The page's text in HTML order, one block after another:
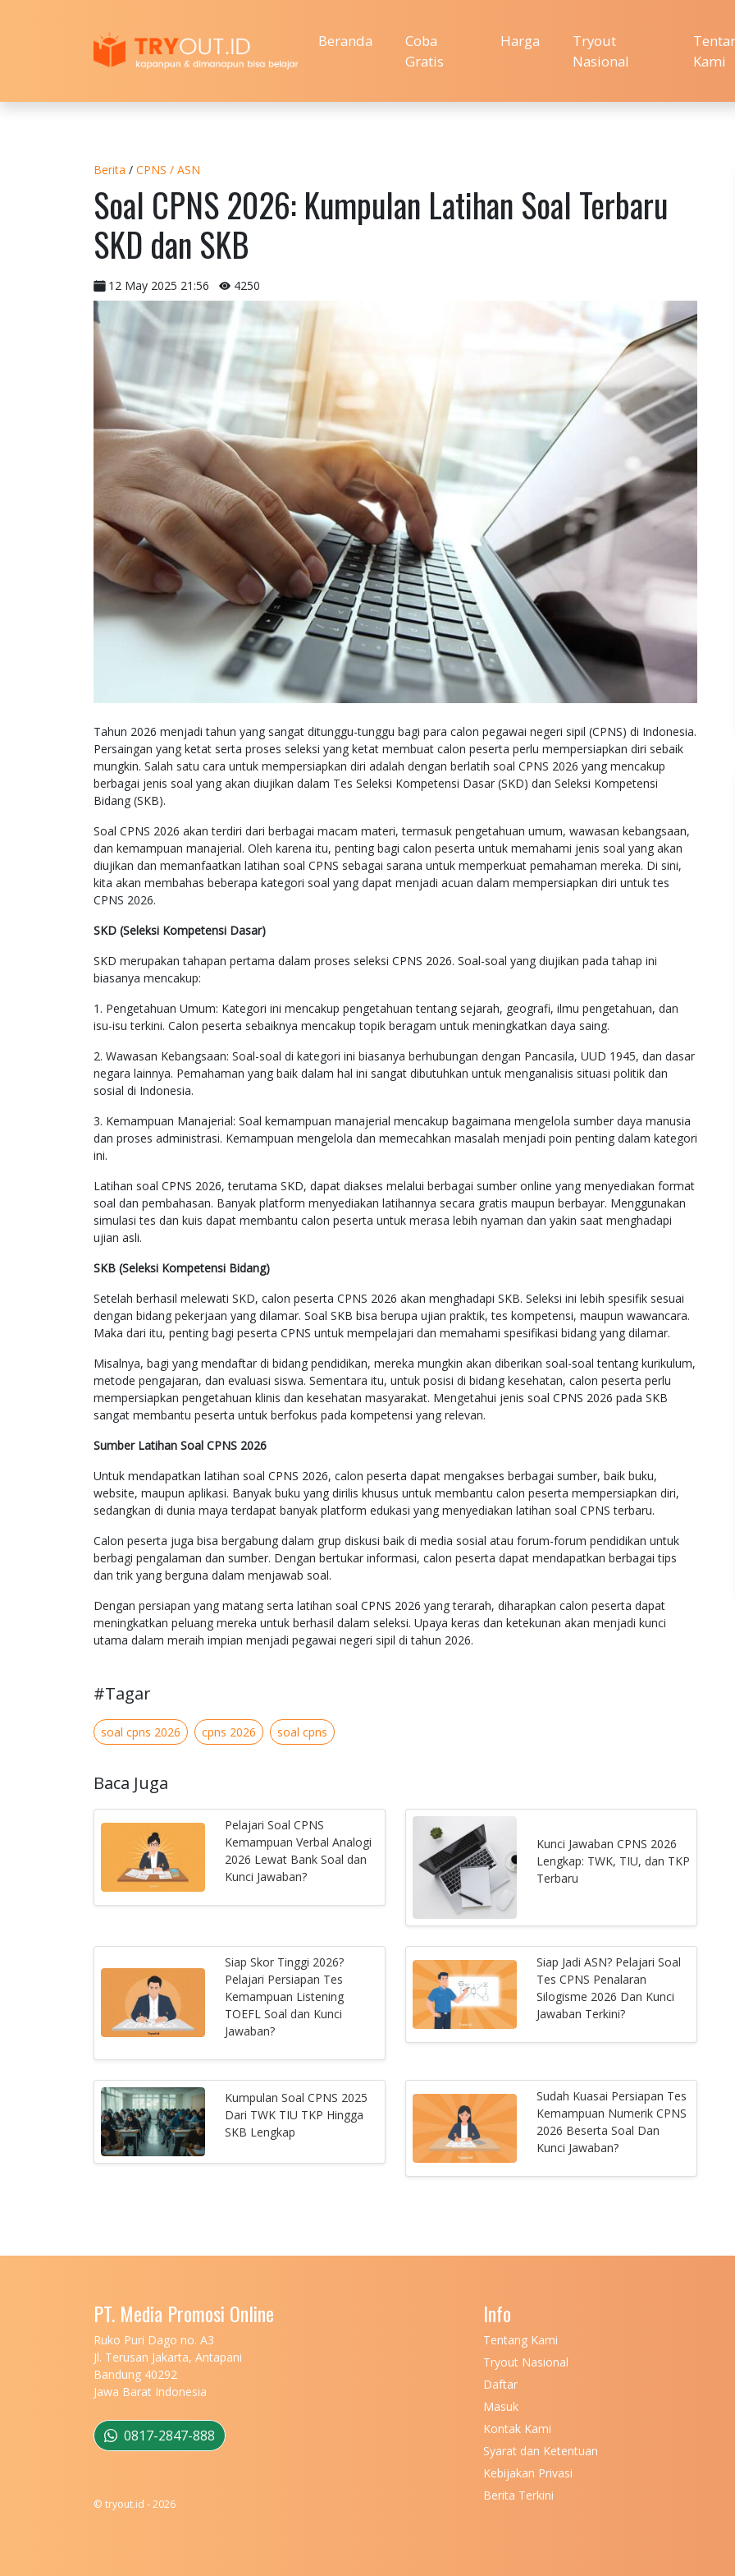
Beranda
Coba
Gratis
Harga
Tryout
Nasional
Kami
Berita / CPNS / ASN
Soal CPNS 2026: Kumpulan Latihan Soal Terbaru
SKD dan SKB
12 May 2025 21:56 4250
Tahun 2026 menjadi tahun yang sangat ditunggu-tunggu bagi para calon pegawai negeri sipil (CPNS) di Indonesia.
Persaingan yang ketat serta proses seleksi yang ketat membuat calon peserta perlu mempersiapkan diri sebaik
mungkin. Salah satu cara untuk mempersiapkan diri adalah dengan berlatih soal CPNS 2026 yang mencakup
berbagai jenis soal yang akan diujikan dalam Tes Seleksi Kompetensi Dasar (SKD) dan Seleksi Kompetensi
Bidang (SKB).
Soal CPNS 2026 akan terdiri dari berbagai macam materi, termasuk pengetahuan umum, wawasan kebangsaan,
dan kemampuan manajerial. Oleh karena itu, penting bagi calon peserta untuk memahami jenis soal yang akan
diujikan dan memanfaatkan latihan soal CPNS sebagai sarana untuk memperkuat pemahaman mereka. Di sini,
kita akan membahas beberapa kategori soal yang dapat menjadi acuan dalam mempersiapkan diri untuk tes
CPNS 2026.
SKD (Seleksi Kompetensi Dasar)
SKD merupakan tahapan pertama dalam proses seleksi CPNS 2026. Soal-soal yang diujikan pada tahap ini
biasanya mencakup:
1. Pengetahuan Umum: Kategori ini mencakup pengetahuan tentang sejarah, geografi, ilmu pengetahuan, dan
isu-isu terkini. Calon peserta sebaiknya mencakup topik beragam untuk meningkatkan daya saing.
2. Wawasan Kebangsaan: Soal-soal di kategori ini biasanya berhubungan dengan Pancasila, UUD 1945, dan dasar
negara lainnya. Pemahaman yang baik dalam hal ini sangat dibutuhkan untuk menganalisis situasi politik dan
sosial di Indonesia.
3. Kemampuan Manajerial: Soal kemampuan manajerial mencakup bagaimana mengelola sumber daya manusia
dan proses administrasi. Kemampuan mengelola dan memecahkan masalah menjadi poin penting dalam kategori
ini.
Latihan soal CPNS 2026, terutama SKD, dapat diakses melalui berbagai sumber online yang menyediakan format
soal dan pembahasan. Banyak platform menyediakan latihannya secara gratis maupun berbayar. Menggunakan
simulasi tes dan kuis dapat membantu calon peserta untuk merasa lebih nyaman dan yakin saat menghadapi
ujian asli.
SKB (Seleksi Kompetensi Bidang)
Setelah berhasil melewati SKD, calon peserta CPNS 2026 akan menghadapi SKB. Seleksi ini lebih spesifik sesuai
dengan bidang pekerjaan yang dilamar. Soal SKB bisa berupa ujian praktik, tes kompetensi, maupun wawancara.
Maka dari itu, penting bagi peserta CPNS untuk mempelajari dan memahami spesifikasi bidang yang dilamar.
Misalnya, bagi yang mendaftar di bidang pendidikan, mereka mungkin akan diberikan soal-soal tentang kurikulum,
metode pengajaran, dan evaluasi siswa. Sementara itu, untuk posisi di bidang kesehatan, calon peserta perlu
mempersiapkan pengetahuan klinis dan kesehatan masyarakat. Mengetahui jenis soal CPNS 2026 pada SKB
sangat membantu peserta untuk berfokus pada kompetensi yang relevan.
Sumber Latihan Soal CPNS 2026
Untuk mendapatkan latihan soal CPNS 2026, calon peserta dapat mengakses berbagai sumber, baik buku,
website, maupun aplikasi. Banyak buku yang dirilis khusus untuk membantu calon peserta mempersiapkan diri,
sedangkan di dunia maya terdapat banyak platform edukasi yang menyediakan latihan soal CPNS terbaru.
Calon peserta juga bisa bergabung dalam grup diskusi baik di media sosial atau forum-forum pendidikan untuk
berbagi pengalaman dan sumber. Dengan bertukar informasi, calon peserta dapat mendapatkan berbagai tips
dan trik yang berguna dalam menjawab soal.
Dengan persiapan yang matang serta latihan soal CPNS 2026 yang terarah, diharapkan calon peserta dapat
meningkatkan peluang mereka untuk berhasil dalam seleksi. Upaya keras dan ketekunan akan menjadi kunci
utama dalam meraih impian menjadi pegawai negeri sipil di tahun 2026.
#Tagar
soal cpns 2026 cpns 2026 soal cpns
Baca Juga
Pelajari Soal CPNS
Kemampuan Verbal Analogi
2026 Lewat Bank Soal dan
Kunci Jawaban?
Kunci Jawaban CPNS 2026
Lengkap: TWK, TIU, dan TKP
Terbaru
Siap Skor Tinggi 2026?
Pelajari Persiapan Tes
Kemampuan Listening
TOEFL Soal dan Kunci
Jawaban?
Siap Jadi ASN? Pelajari Soal
Tes CPNS Penalaran
Silogisme 2026 Dan Kunci
Jawaban Terkini?
Kumpulan Soal CPNS 2025
Dari TWK TIU TKP Hingga
SKB Lengkap
Sudah Kuasai Persiapan Tes
Kemampuan Numerik CPNS
2026 Beserta Soal Dan
Kunci Jawaban?
PT. Media Promosi Online
Ruko Puri Dago no. A3
Jl. Terusan Jakarta, Antapani
Bandung 40292
Jawa Barat Indonesia
0817-2847-888
© tryout.id - 2026
Info
Tentang Kami
Tryout Nasional
Daftar
Masuk
Kontak Kami
Syarat dan Ketentuan
Kebijakan Privasi
Berita Terkini